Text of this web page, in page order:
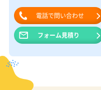
電話で問い合わせ
フォーム見積り